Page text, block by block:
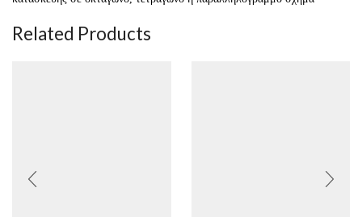
Related Products